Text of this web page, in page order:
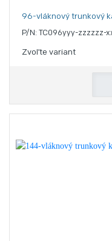
96-vláknový trunkový
P/N: TC096yyy-zzzzzz-
Zvoľte variant